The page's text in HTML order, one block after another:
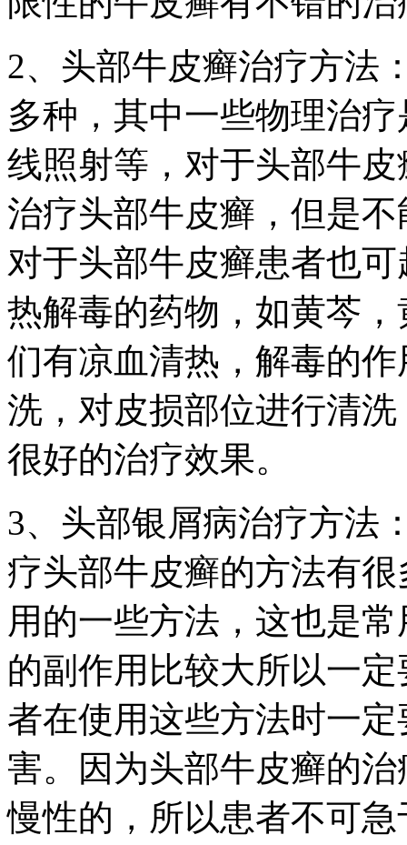
2、头部牛皮癣治疗方法
多种，其中一些物理治
线照射等，对于头部牛
治疗头部牛皮癣，但是
对于头部牛皮癣患者也
热解毒的药物，如黄芩
们有凉血清热，解毒的
洗，对皮损部位进行清
很好的治疗效果。
3、头部银屑病治疗方法
疗头部牛皮癣的方法有
用的一些方法，这也是
的副作用比较大所以一
者在使用这些方法时一
害。因为头部牛皮癣的
慢性的，所以患者不可